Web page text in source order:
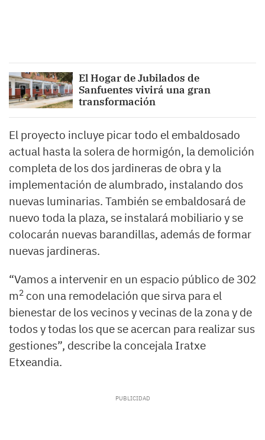
El Hogar de Jubilados de
Sanfuentes vivirá una gran
transformación
El proyecto incluye picar todo el embaldosado
actual hasta la solera de hormigón, la demolición
completa de los dos jardineras de obra y la
implementación de alumbrado, instalando dos
nuevas luminarias. También se embaldosará de
nuevo toda la plaza, se instalará mobiliario y se
colocarán nuevas barandillas, además de formar
nuevas jardineras.
“Vamos a intervenir en un espacio público de 302
m2 con una remodelación que sirva para el
bienestar de los vecinos y vecinas de la zona y de
todos y todas los que se acercan para realizar sus
gestiones”, describe la concejala Iratxe
Etxeandia.